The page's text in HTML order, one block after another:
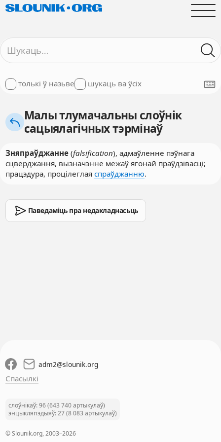
толькі ў назьве шукаць ва ўсіх
Малы тлумачальны слоўнік
сацыялагічных тэрмінаў
Зняпраўджанне(falsification), адмаўленне пэўнага
сцверджання, вызначэнне межаў ягонай праўдзівасці;
працэдура, процілеглая спраўджанню.
Паведаміць пра недакладнасьць
adm2@slounik.org
Спасылкі
слоўнікаў: 96 (643 740 артыкулаў)
энцыкляпэдыяў: 27 (8 083 артыкулаў)
© Slounik.org, 2003–2026